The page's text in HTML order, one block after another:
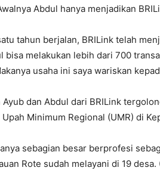
Abdul hanya menjadikan
tahun berjalan, BRILink telah
bisa melakukan lebih dari 700
usaha ini saya wariskan
Ayub dan Abdul dari BRILink
Minimum Regional (UMR) di
sebagian besar berprofesi
Rote sudah melayani di 19 desa.